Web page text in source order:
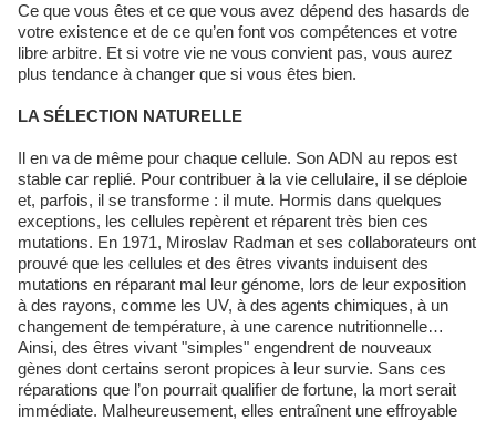
Ce que vous êtes et ce que vous avez dépend des hasards de
votre existence et de ce qu’en font vos compétences et votre
libre arbitre. Et si votre vie ne vous convient pas, vous aurez
plus tendance à changer que si vous êtes bien.
LA SÉLECTION NATURELLE
Il en va de même pour chaque cellule. Son ADN au repos est
stable car replié. Pour contribuer à la vie cellulaire, il se déploie
et, parfois, il se transforme : il mute. Hormis dans quelques
exceptions, les cellules repèrent et réparent très bien ces
mutations. En 1971, Miroslav Radman et ses collaborateurs ont
prouvé que les cellules et des êtres vivants induisent des
mutations en réparant mal leur génome, lors de leur exposition
à des rayons, comme les UV, à des agents chimiques, à un
changement de température, à une carence nutritionnelle…
Ainsi, des êtres vivant "simples" engendrent de nouveaux
gènes dont certains seront propices à leur survie. Sans ces
réparations que l’on pourrait qualifier de fortune, la mort serait
immédiate. Malheureusement, elles entraînent une effroyable